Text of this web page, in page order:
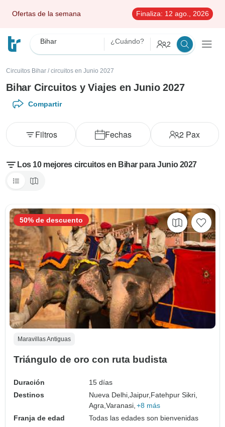
Ofertas de la semana Finaliza: 12 ago., 2026
Bihar ¿Cuándo? 2
Circuitos Bihar / circuitos en Junio 2027
Bihar Circuitos y Viajes en Junio 2027
Compartir
Fechas 2 Pax
Filtros
Los 10 mejores circuitos en Bihar para Junio 2027
Maravillas Antiguas
Triángulo de oro con ruta budista
Duración
15 días
Destinos
Nueva Delhi,Jaipur, Fatehpur Sikri,
Agra,Varanasi, +8 más
Franja de edad
Todas las edades son bienvenidas
50% de descuento